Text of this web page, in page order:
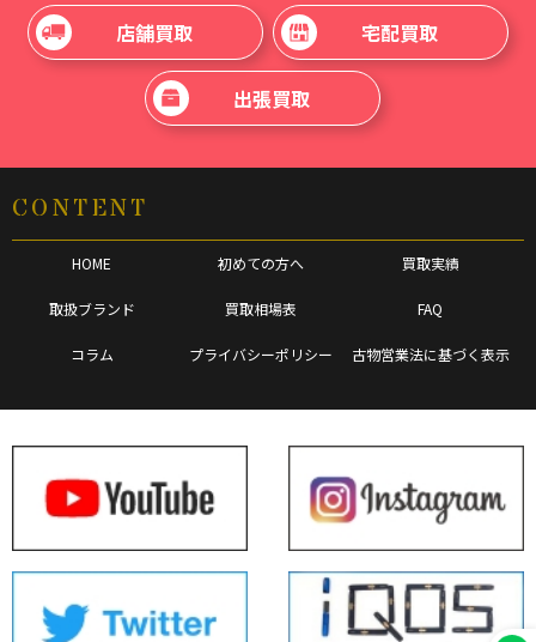
店舗買取 宅配買取
出張買取
CONTENT
HOME 初めての方へ 買取実績
取扱ブランド 買取相場表 FAQ
コラム プライバシーポリシー 古物営業法に基づく表示